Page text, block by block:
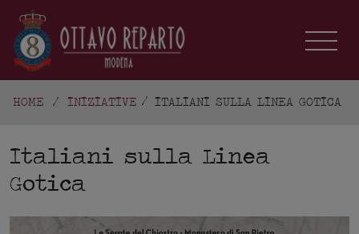
HOME / INIZIATIVE ITALIANI SULLA LINEA GOTICA
Italiani sulla Linea
Gotica